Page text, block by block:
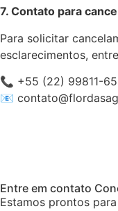
7. Contato para
Para solicitar
esclarecimentos,
📞 +55 (22) 99811-
📧
Entre em contato
Estamos prontos